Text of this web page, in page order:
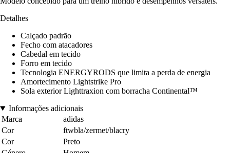
Detalhes
Calçado padrão
Fecho com atacadores
Cabedal em tecido
Forro em tecido
Tecnologia ENERGYRODS que limita a perda de energia
Amortecimento Lightstrike Pro
Sola exterior Lighttraxion com borracha Continental™
Informações adicionais
Marca
adidas
Cor
ftwbla/zermet/blacry
Cor
Preto